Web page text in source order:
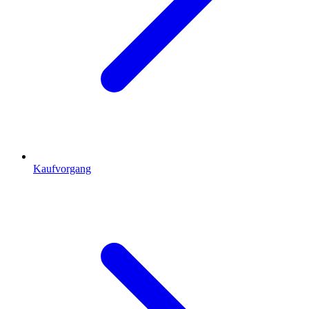
Kaufvorgang